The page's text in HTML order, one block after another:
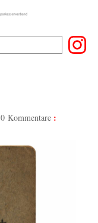
0 Kommentare